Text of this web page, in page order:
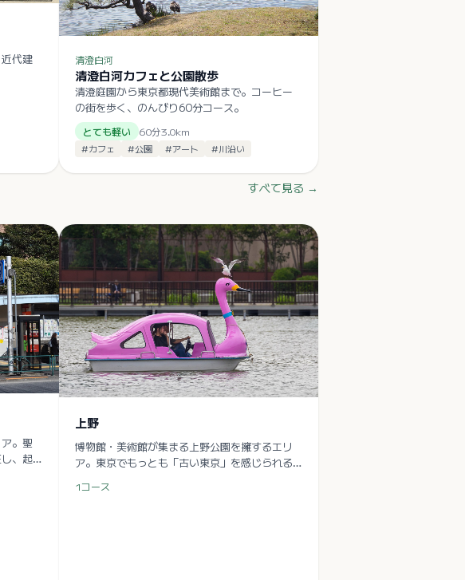
代建
清澄白河
清澄白河カフェと公園散歩
清澄庭園から東京都現代美術館まで。コーヒー
の街を歩く、のんびり60分コース。
とても軽い 60分3.0km
#カフェ #公園 #アート #川沿い
すべて見る →
。聖
、起
上野
博物館・美術館が集まる上野公園を擁するエリ
ア。東京でもっとも「古い東京」を感じられる
1コース